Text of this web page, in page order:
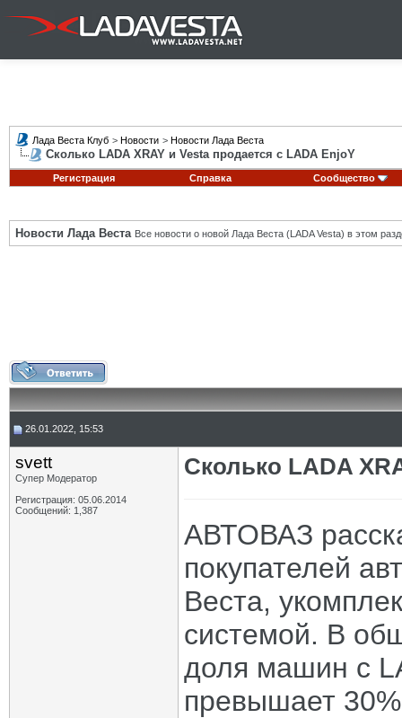
Лада Веста Клуб > Новости > Новости Лада Веста
Сколько LADA XRAY и Vesta продается с LADA EnjoY
Регистрация Справка Сообщество
Новости Лада Веста Все новости о новой Лада Веста (LADA Vesta) в этом
26.01.2022, 15:53
svett
Супер Модератор
Регистрация: 05.06.2014
Сообщений: 1,387
Сколько LADA
АВТОВАЗ
покупателей
Веста,
системой. В
доля машин с
превышает